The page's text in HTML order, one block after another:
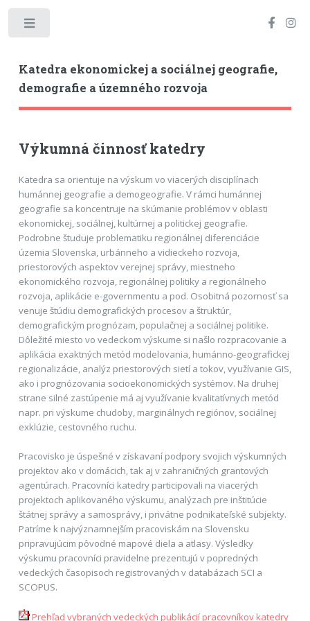
Katedra ekonomickej a sociálnej geografie,
demografie a územného rozvoja
Výkumná činnosť katedry
Katedra sa orientuje na výskum vo viacerých disciplínach
humánnej geografie a demogeografie. V rámci humánnej
geografie sa koncentruje na skúmanie problémov v oblasti
ekonomickej, sociálnej, kultúrnej a politickej geografie.
Podrobne študuje problematiku regionálnej diferenciácie
územia Slovenska, urbánneho a vidieckeho rozvoja,
priestorových aspektov verejnej správy, miestneho
ekonomického rozvoja, regionálnej politiky a regionálneho
rozvoja, aplikácie e-governmentu a pod. Osobitná pozornosť sa
venuje štúdiu demografických procesov a štruktúr,
demografickým prognózam, populačnej a sociálnej politike.
Dôležité miesto vo vedeckom výskume si našlo rozpracovanie a
aplikácia exaktných metód modelovania, humánno-geografickej
regionalizácie, analýz priestorových sietí a tokov, využívanie GIS,
ako i prognózovania socioekonomických systémov. Na druhej
strane silné zastúpenie má aj využívanie kvalitatívnych metód
napr. pri výskume chudoby, marginálnych regiónov, sociálnej
exklúzie, cestovného ruchu.
Pracovisko je úspešné v získavaní podpory svojich výskumných
projektov ako v domácich, tak aj v zahraničných grantových
agentúrach. Pracovníci katedry participovali na viacerých
projektoch aplikovaného výskumu, analýzach pre inštitúcie
štátnej správy a samosprávy, i privátne podnikateľské subjekty.
Patríme k najvýznamnejším pracoviskám na Slovensku
pripravujúcim pôvodné mapové diela a atlasy. Výsledky
výskumu pracovníci pravidelne prezentujú v popredných
vedeckých časopisoch registrovaných v databázach SCI a
SCOPUS.
Prehľad vybraných vedeckých publikácií pracovníkov katedry